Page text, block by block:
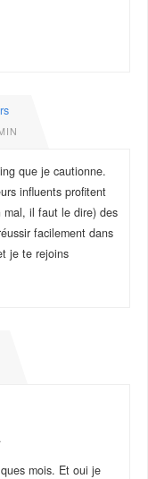
que je cautionne.
influents profitent
mal, il faut le dire) des
facilement dans
je te rejoins
mois. Et oui je